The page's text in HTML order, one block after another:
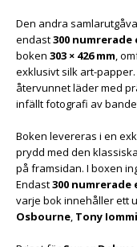
Den andra
endast300 numrerade
boken 303 × 426 mm,
exklusivt silk art-
återvunnet läder med
infällt fotografi av
Boken levereras i en
prydd med den
på framsidan. I boxen
Endast300 numrerade
varje bok innehåller ett
Osbourne, Tony Iommi